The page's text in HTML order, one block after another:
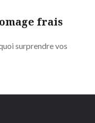
frais
surprendre vos